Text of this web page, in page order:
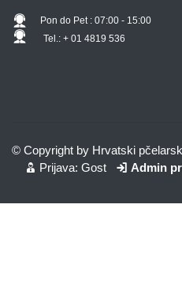
Pon do Pet : 07:00 - 15:00
Tel.: + 01 4819 536
© Copyright by Hrvatski
Prijava: Gost
Admin